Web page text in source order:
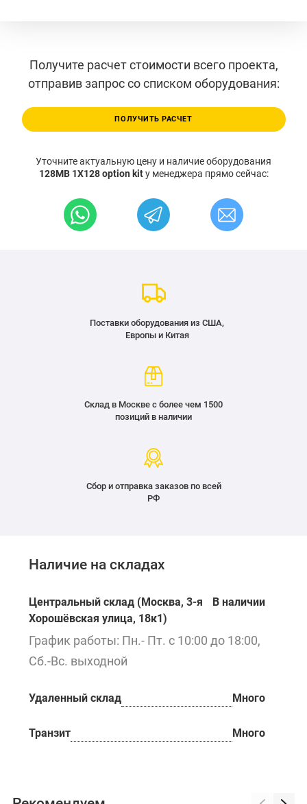
Получите расчет стоимости всего проекта,
отправив запрос со списком оборудования:
ПОЛУЧИТЬ РАСЧЕТ
Уточните актуальную цену и наличие оборудования
128MB 1X128 option kitу менеджера прямо сейчас:
Поставки оборудования из США,
Европы и Китая
Склад в Москве с более чем 1500
позиций в наличии
Сбор и отправка заказов по всей
РФ
Наличие на складах
Центральный склад (Москва, 3-я
Хорошёвская улица, 18к1)
В наличии
График работы: Пн.- Пт. с 10:00 до 18:00,
Сб.-Вс. выходной
Удаленный склад Много
Транзит Много